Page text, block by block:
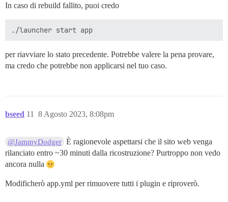
In caso di rebuild fallito, puoi credo
per riavviare lo stato precedente. Potrebbe valere la pena provare,
ma credo che potrebbe non applicarsi nel tuo caso.
bseed 8 Agosto 2023, 8:08pm
11
@JammyDodger È ragionevole aspettarsi che il sito web venga
rilanciato entro ~30 minuti dalla ricostruzione? Purtroppo non vedo
ancora nulla
Modificherò app.yml per rimuovere tutti i plugin e riproverò.